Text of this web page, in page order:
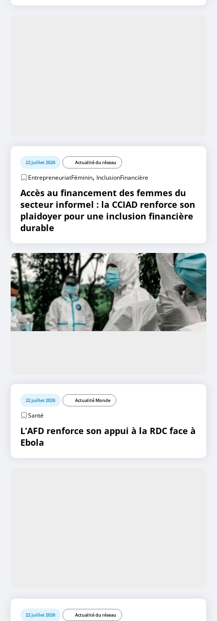
22 juillet 2026 Actualité du réseau
EntrepreneuriatFéminin, InclusionFinancière
Accès au financement des femmes du
secteur informel : la CCIAD renforce son
plaidoyer pour une inclusion financière
durable
22 juillet 2026 Actualité Monde
Santé
L’AFD renforce son appui à la RDC face à
Ebola
22 juillet 2026 Actualité du réseau